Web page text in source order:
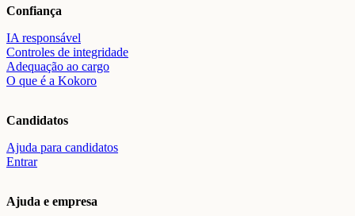
Confiança
IA responsável
Controles de integridade
Adequação ao cargo
O que é a Kokoro
Candidatos
Ajuda para candidatos
Entrar
Ajuda e empresa